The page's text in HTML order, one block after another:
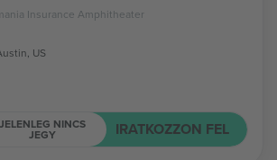
Insurance Amphitheater
US
JELENLEG NINCS
JEGY IRATKOZZON FEL